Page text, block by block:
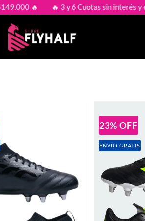
🔥 3 y 6 Cuotas sin interés y envío
23% OFF
ENVÍO GRATIS